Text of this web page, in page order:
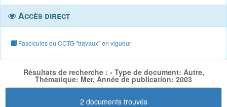
Accès direct
Fascicules du CCTG "travaux" en vigueur
Résultats de recherche : - Type de document: Autre,
Thématique: Mer, Année de publication: 2003
2 documents trouvés